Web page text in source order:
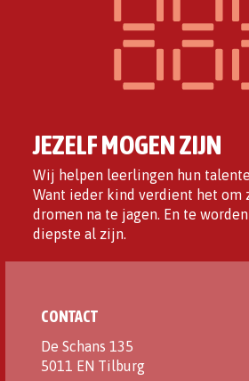
JEZELF MOGEN ZIJN
Wij helpen leerlingen hun
Want ieder kind verdient het om
dromen na te jagen. En te
diepste al zijn.
CONTACT
De Schans 135
5011 EN Tilburg